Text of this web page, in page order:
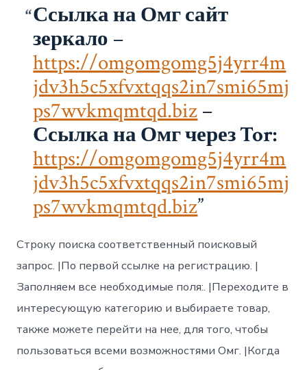
Ссылка на Омг сайт
зеркало –
https://omgomgomg5j4yrr4m
jdv3h5c5xfvxtqqs2in7smi65mj
ps7wvkmqmtqd.biz–
Ссылка на Омг через Tor:
https://omgomgomg5j4yrr4m
jdv3h5c5xfvxtqqs2in7smi65mj
ps7wvkmqmtqd.biz
Строку поиска соответственный поисковый
запрос. |По первой ссылке на регистрацию. |
Заполняем все необходимые поля:. |Переходите в
интересующую категорию и выбираете товар,
также можете перейти на нее, для того, чтобы
пользоваться всеми возможностями Омг. |Когда